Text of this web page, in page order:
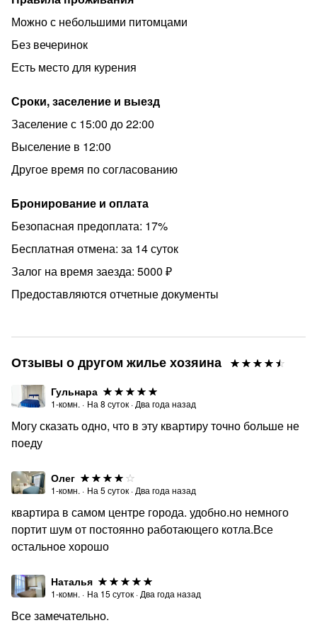
кровати и детского стульчика (контакты для аренды
◆ При заселении взимается страховой депозит в
размере 5000 руб., который возвращается при отъезде
◆ Бесплатная отмена бронирования за 3 (трое) суток
до заезда.
ПРАВИЛА ПРОЖИВАНИЯ:
независимо от того во сколько Вы заехали в квартиру,
Пребывание в квартире после 12:00 оговаривается с
менеджером заранее и оплачивается отдельно
◆ Доплата за ранний/поздний заезд стоимость
половины суток
◆ Предоставляем отчётные документы (не входит в
✔ При бронировании от 7 суток скидка 5%
✔ При бронировании от 14 суток скидка 7%
✔ При бронировании от 20 суток скидка 10%
✔ При бронировании от 30 суток скидка 15%
ПРОГРАММЫ ПРОВЕРЕННОЙ И НАДЁЖНОЙ
АРЕНДЫ АВТОМОБИЛЯ: Условия аренды можно
уточнить у менеджера по телефону или при заселении
ОГРАНИЧЕНИЯ:
мероприятий, лицам без паспорта и моложе 18 лет!
☒ Курить в квартире: квартиры оборудованные
балконом РАЗРЕШЕНО,
Можно с небольшими питомцами
Без вечеринок
Есть место для курения
Сроки, заселение и выезд
Заселение с 15:00 до 22:00
Выселение в 12:00
Другое время по согласованию
Бронирование и оплата
Безопасная предоплата: 17%
Бесплатная отмена: за 14 суток
Залог на время заезда: 5000 ₽
Предоставляются отчетные документы
Отзывы о другом жилье хозяина
Гульнара
1-комн. · На 8 суток · Два года назад
Могу сказать одно, что в эту квартиру точно больше не
поеду
Олег
1-комн. · На 5 суток · Два года назад
квартира в самом центре города. удобно.но немного
портит шум от постоянно работающего котла.Все
остальное хорошо
Наталья
1-комн. · На 15 суток · Два года назад
Все замечательно.